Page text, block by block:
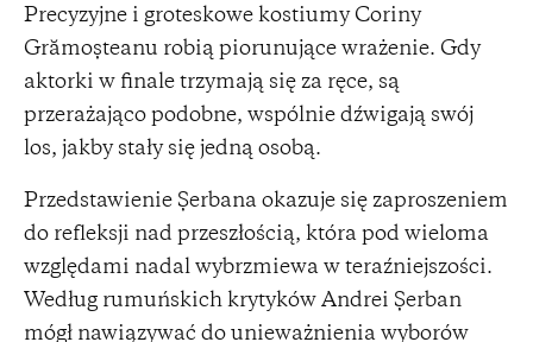
Precyzyjne i groteskowe kostiumy Coriny
Grămoșteanu robią piorunujące wrażenie. Gdy
aktorki w finale trzymają się za ręce, są
przerażająco podobne, wspólnie dźwigają swój
los, jakby stały się jedną osobą.
Przedstawienie Șerbana okazuje się zaproszeniem
do refleksji nad przeszłością, która pod wieloma
względami nadal wybrzmiewa w teraźniejszości.
Według rumuńskich krytyków Andrei Șerban
mógł nawiązywać do unieważnienia wyborów